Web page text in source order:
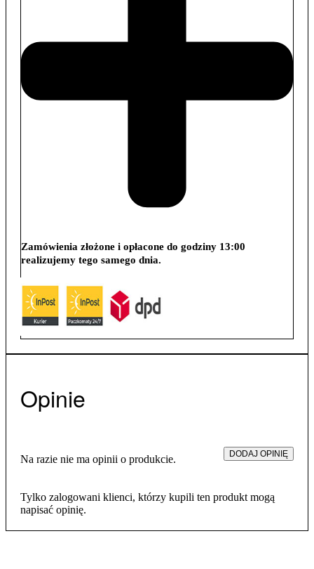
Zamówienia złożone i opłacone do godziny 13:00
realizujemy tego samego dnia.
Wysyłka:
Opinie
Na razie nie ma opinii o produkcie. DODAJ OPINIĘ
Tylko zalogowani klienci, którzy kupili ten produkt mogą
napisać opinię.